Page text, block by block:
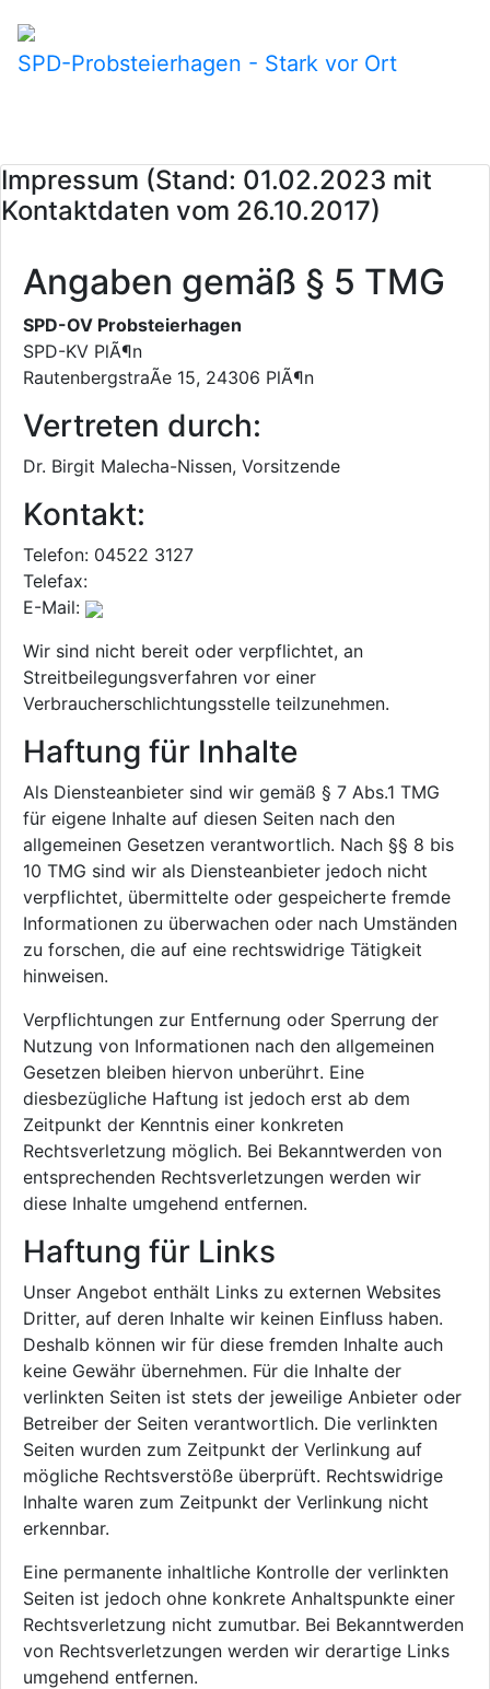
SPD-Probsteierhagen - Stark vor Ort
Impressum (Stand: 01.02.2023 mit
Kontaktdaten vom 26.10.2017)
Angaben gemäß § 5 TMG
SPD-OV Probsteierhagen
SPD-KV PlÃ¶n
RautenbergstraÃe 15, 24306 PlÃ¶n
Vertreten durch:
Dr. Birgit Malecha-Nissen, Vorsitzende
Kontakt:
Telefon: 04522 3127
Telefax:
E-Mail:
Wir sind nicht bereit oder verpflichtet, an
Streitbeilegungsverfahren vor einer
Verbraucherschlichtungsstelle teilzunehmen.
Haftung für Inhalte
Als Diensteanbieter sind wir gemäß § 7 Abs.1 TMG
für eigene Inhalte auf diesen Seiten nach den
allgemeinen Gesetzen verantwortlich. Nach §§ 8 bis
10 TMG sind wir als Diensteanbieter jedoch nicht
verpflichtet, übermittelte oder gespeicherte fremde
Informationen zu überwachen oder nach Umständen
zu forschen, die auf eine rechtswidrige Tätigkeit
hinweisen.
Verpflichtungen zur Entfernung oder Sperrung der
Nutzung von Informationen nach den allgemeinen
Gesetzen bleiben hiervon unberührt. Eine
diesbezügliche Haftung ist jedoch erst ab dem
Zeitpunkt der Kenntnis einer konkreten
Rechtsverletzung möglich. Bei Bekanntwerden von
entsprechenden Rechtsverletzungen werden wir
diese Inhalte umgehend entfernen.
Haftung für Links
Unser Angebot enthält Links zu externen Websites
Dritter, auf deren Inhalte wir keinen Einfluss haben.
Deshalb können wir für diese fremden Inhalte auch
keine Gewähr übernehmen. Für die Inhalte der
verlinkten Seiten ist stets der jeweilige Anbieter oder
Betreiber der Seiten verantwortlich. Die verlinkten
Seiten wurden zum Zeitpunkt der Verlinkung auf
mögliche Rechtsverstöße überprüft. Rechtswidrige
Inhalte waren zum Zeitpunkt der Verlinkung nicht
erkennbar.
Eine permanente inhaltliche Kontrolle der verlinkten
Seiten ist jedoch ohne konkrete Anhaltspunkte einer
Rechtsverletzung nicht zumutbar. Bei Bekanntwerden
von Rechtsverletzungen werden wir derartige Links
umgehend entfernen.